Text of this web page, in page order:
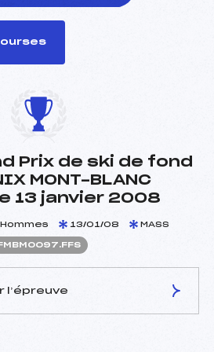
Prix de ski de fond
MONT-BLANC
13 janvier 2008
Hommes 13/01/08 MASS
l’épreuve